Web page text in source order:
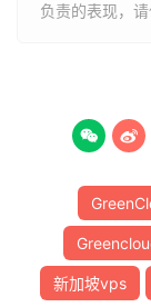
负责的表现，请
 
新加坡vps